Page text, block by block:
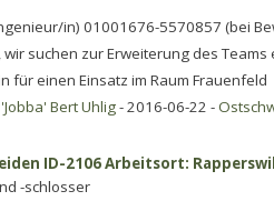
in) 01001676-5570857 (bei
suchen zur Erweiterung des
für einen Einsatz im Raum Frauenfeld
Bert Uhlig- 2016-06-22 -
ID-2106 Arbeitsort:
-schlosser